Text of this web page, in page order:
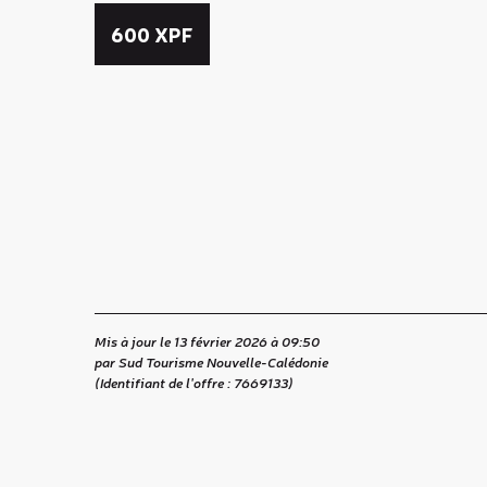
600 XPF
Mis à jour le 13 février 2026 à 09:50
par Sud Tourisme Nouvelle-Calédonie
(Identifiant de l'offre : 7669133)